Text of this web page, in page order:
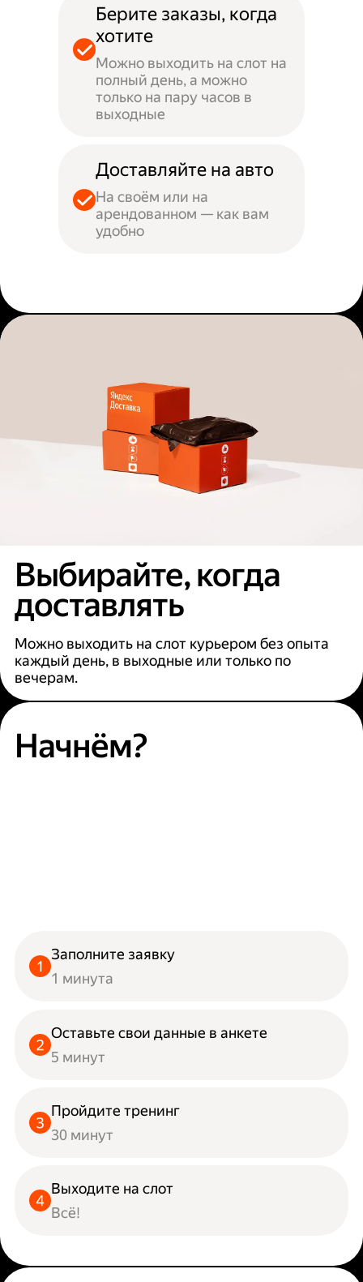
Берите заказы, когда
хотите
Можно выходить на слот на
полный день, а можно
только на пару часов в
выходные
Доставляйте на авто
На своём или на
арендованном — как вам
удобно
Выбирайте, когда
доставлять
Можно выходить на слот курьером без опыта
каждый день, в выходные или только по
вечерам.
Начнём?
Заполните заявку
1 минута
Оставьте свои данные в анкете
5 минут
Пройдите тренинг
30 минут
Выходите на слот
Всё!